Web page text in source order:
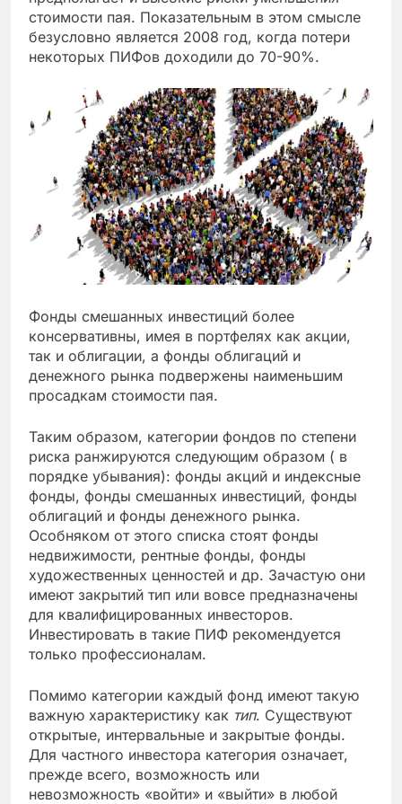
стоимости пая. Показательным в этом смысле
безусловно является 2008 год, когда потери
некоторых ПИФов доходили до 70-90%.
Фонды смешанных инвестиций более
консервативны, имея в портфелях как акции,
так и облигации, а фонды облигаций и
денежного рынка подвержены наименьшим
просадкам стоимости пая.
Таким образом, категории фондов по степени
риска ранжируются следующим образом ( в
порядке убывания): фонды акций и индексные
фонды, фонды смешанных инвестиций, фонды
облигаций и фонды денежного рынка.
Особняком от этого списка стоят фонды
недвижимости, рентные фонды, фонды
художественных ценностей и др. Зачастую они
имеют закрытий тип или вовсе предназначены
для квалифицированных инвесторов.
Инвестировать в такие ПИФ рекомендуется
только профессионалам.
Помимо категории каждый фонд имеют такую
важную характеристику как тип. Существуют
открытые, интервальные и закрытые фонды.
Для частного инвестора категория означает,
прежде всего, возможность или
невозможность «войти» и «выйти» в любой